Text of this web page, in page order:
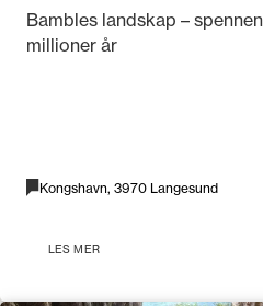
Bambles landskap –
millioner år
Kongshavn, 3970 Langesund
LES MER